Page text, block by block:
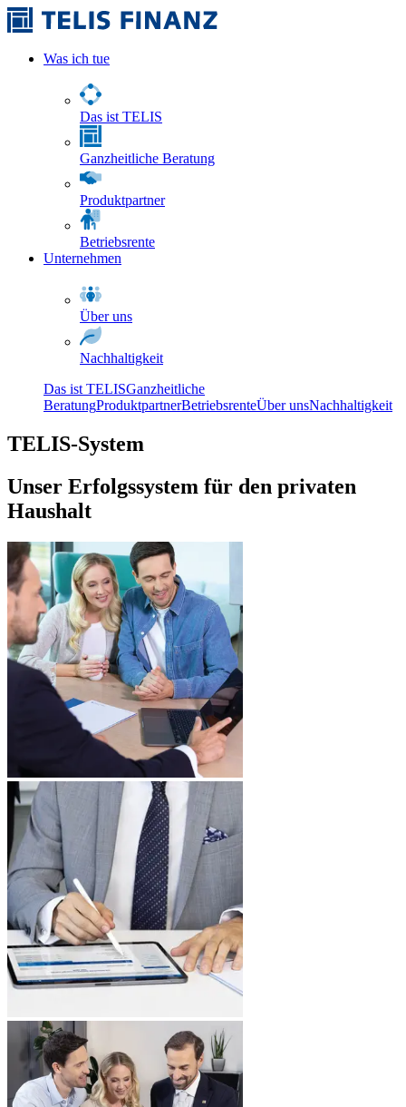
Was ich tue
Das ist TELIS
Ganzheitliche Beratung
Produktpartner
Betriebsrente
Unternehmen
Über uns
Nachhaltigkeit
Das ist TELISGanzheitliche
BeratungProduktpartnerBetriebsrenteÜber unsNachhaltigkeit
TELIS-System
Unser Erfolgssystem für den privaten
Haushalt